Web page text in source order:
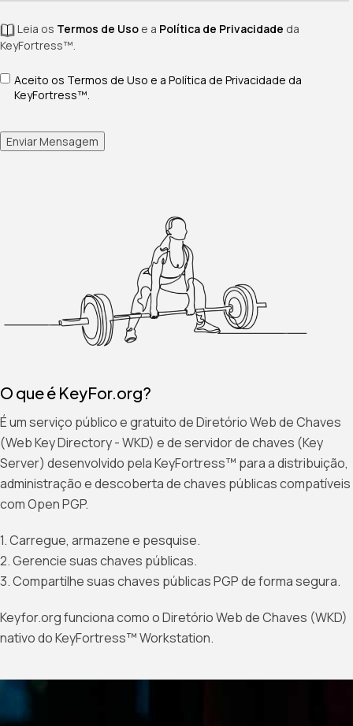
Leia os Termos de Uso e a Política de Privacidade da
KeyFortress™.
Termos de Uso e Política de Privacidade*
(obrigatório)
Aceito os Termos de Uso e a Política de Privacidade da
KeyFortress™.
Enviar Mensagem
O que é KeyFor.org?
É um serviço público e gratuito de Diretório Web de Chaves
(Web Key Directory - WKD) e de servidor de chaves (Key
Server) desenvolvido pela KeyFortress™ para a distribuição,
administração e descoberta de chaves públicas compatíveis
com Open PGP.
1. Carregue, armazene e pesquise.
2. Gerencie suas chaves públicas.
3. Compartilhe suas chaves públicas PGP de forma segura.
Keyfor.org funciona como o Diretório Web de Chaves (WKD)
nativo do KeyFortress™ Workstation.